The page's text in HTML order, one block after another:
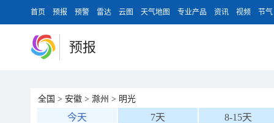
首页 预报 预警 雷达 云图 天气地图 专业产品 资讯 视频 节气
预报
全国 > 安徽 > 滁州 > 明光
今天 7天 8-15天